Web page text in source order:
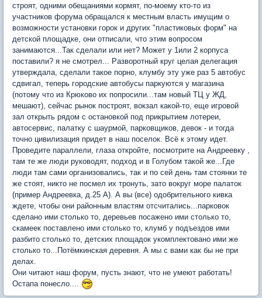
строят, одними обещаниями кормят, по-моему кто-то из
участников форума обращался к местным власть имущим о
возможности установки горок и других "пластиковых форм" на
детской площадке, они отписали, что этим вопросом
занимаются...Так сделали или нет? Может у 1или 2 корпуса
поставили? я не смотрел... Разворотный круг целая делегация
утверждала, сделали такое порно, клумбу эту уже раз 5 автобус
сдвигал, теперь городские автобусы паркуются у магазина
(потому что из Крюково их попросили...там новый ТЦ у ЖД,
мешают), сейчас рынок построят, вокзал какой-то, еще игровой
зал открыть рядом с остановкой под прикрытием лотереи,
автосервис, палатку с шаурмой, парковщиков, девок - и тогда
точно цивилизация придет в наш поселок. Всё к этому идет.
Проведите параллели, глаза откройте, посмотрите на Андреевку ,
там те же люди руководят, подход и в Голубом такой же...Где
люди там сами организовались, так и по сей день там стоянки те
же стоят, никто не посмел их тронуть, зато вокруг море палаток
(пример Андреевка, д.25 А). А вы (все) одобрительного кивка
ждете, чтобы они районным властям отсчитались...парковок
сделано ими столько то, деревьев посажено ими столько то,
скамеек поставлено ими столько то, клумб у подъездов ими
разбито столько то, детских площадок укомплектовано ими же
столько то...Потёмкинская деревня. А мы с вами как бы не при
делах.
Они читают наш форум, пусть знают, что не умеют работать!
Остапа понесло....